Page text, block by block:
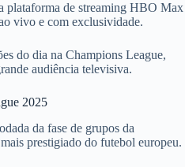
plataforma de streaming HBO Max
vivo e com exclusividade.
do dia na Champions League,
audiência televisiva.
2025
da fase de grupos da
prestigiado do futebol europeu.